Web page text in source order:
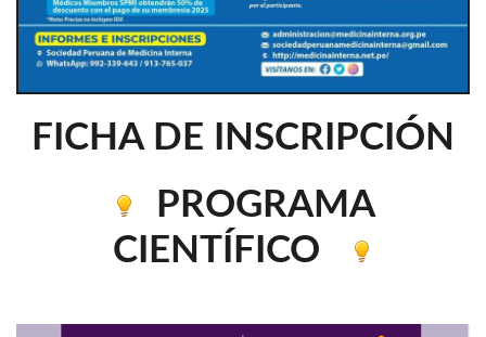
FICHA DE INSCRIPCIÓN
PROGRAMA
CIENTÍFICO